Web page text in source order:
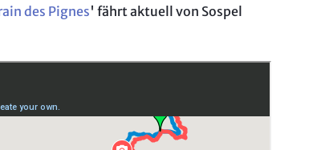
des Pignes' fährt aktuell von Sospel